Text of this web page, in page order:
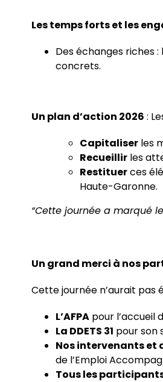
Les temps forts et les
Des échanges riches
concrets.
Un plan d’action 2026 :
Capitaliser les
Recueillir les
Restituerces
Haute-Garonne.
“Cette journée a marqué
Un grand merci à nos
Cette journée n’aurait pas
L’AFPA pour l’accueil
La DDETS 31 pour son
Nos intervenants et
de l’Emploi
Tous les